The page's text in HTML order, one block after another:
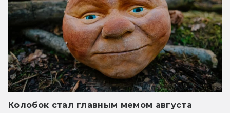
Колобок стал главным мемом августа